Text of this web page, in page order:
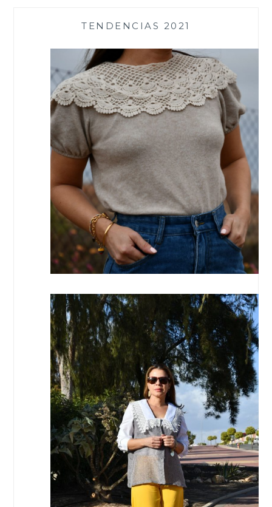
TENDENCIAS 2021